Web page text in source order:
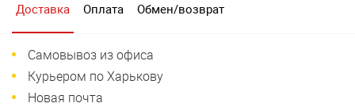
Доставка Оплата Обмен/возврат
Самовывоз из офиса
Курьером по Харькову
Новая почта